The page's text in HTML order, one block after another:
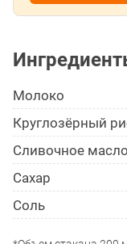
Молоко
Круглозёрный
Сливочное масло
Сахар
Соль